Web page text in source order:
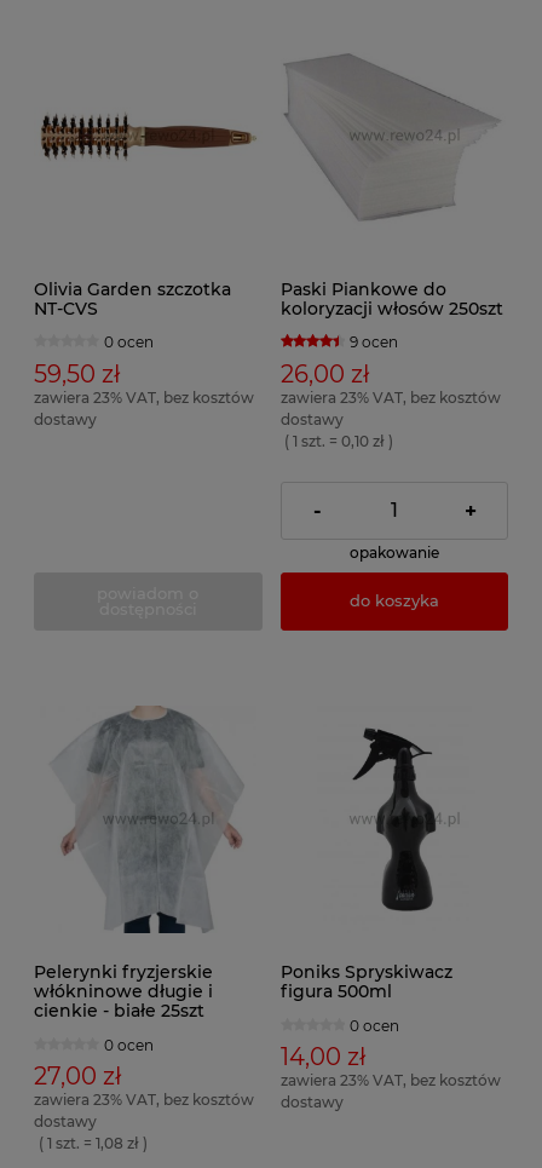
Olivia Garden szczotka
NT-CVS
0 ocen
59,50 zł
zawiera 23% VAT, bez kosztów
dostawy
Paski Piankowe do
koloryzacji włosów 250szt
9 ocen
26,00 zł
zawiera 23% VAT, bez kosztów
dostawy
( 1 szt. = 0,10 zł )
- +
opakowanie
do koszyka
Pelerynki fryzjerskie
włókninowe długie i
cienkie - białe 25szt
0 ocen
27,00 zł
zawiera 23% VAT, bez kosztów
dostawy
( 1 szt. = 1,08 zł )
Poniks Spryskiwacz
figura 500ml
0 ocen
14,00 zł
zawiera 23% VAT, bez kosztów
dostawy